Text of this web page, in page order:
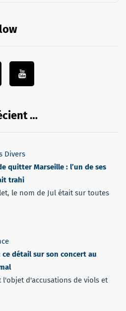
…
Divers
quitter Marseille : l’un de ses
trahi
le nom de Jul était sur toutes
ce détail sur son concert au
d'accusations de viols et